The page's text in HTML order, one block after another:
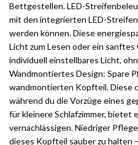
Bettgestellen. LED-
mit den integrierten LED-
werden können. Diese
Licht zum Lesen oder ein
individuell einstellbares Licht,
Wandmontiertes Design: Spare
wandmontierten Kopfteil. Diese
während du die Vorzüge eines
für kleinere Schlafzimmer, bietet
vernachlässigen. Niedriger
dieses Kopfteil sauber zu halten